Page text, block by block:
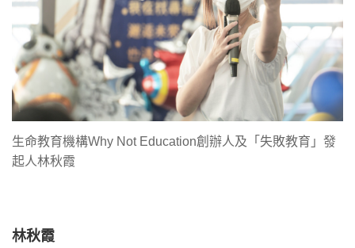
生命教育機構Why Not Education創辦人及「失敗教育」發
起人林秋霞
林秋霞